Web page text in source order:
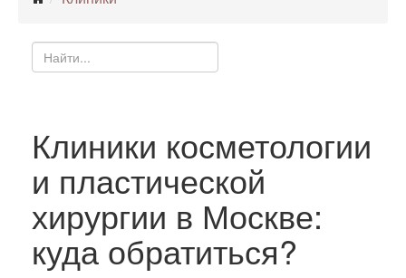
Клиники косметологии
и пластической
хирургии в Москве:
куда обратиться?